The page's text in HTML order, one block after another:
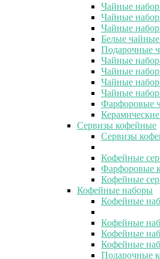
Чайные
Чайные
Чайные
Белые
Подарочные
Чайные
Чайные
Чайные
Чайные
Фарфоровые
Сервизы кофейные
Сервизы
Кофейные
Фарфоровые
Кофейные
Кофейные наборы
Кофейные
Кофейные
Кофейные
Кофейные
Подарочные